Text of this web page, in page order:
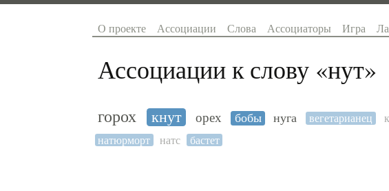
О проекте Ассоциации Слова Ассоциаторы Игра
Ассоциации к слову «нут»
горох кнут орех бобы нуга вегетарианец
натюрморт
натс бастет